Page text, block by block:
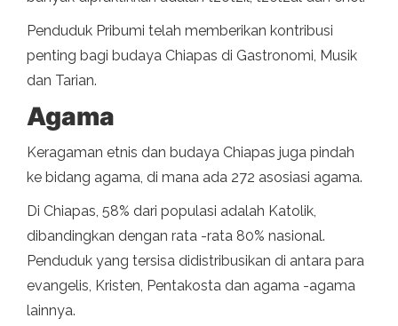
Penduduk Pribumi telah memberikan kontribusi
penting bagi budaya Chiapas di Gastronomi, Musik
dan Tarian.
Agama
Keragaman etnis dan budaya Chiapas juga pindah
ke bidang agama, di mana ada 272 asosiasi agama.
Di Chiapas, 58% dari populasi adalah Katolik,
dibandingkan dengan rata -rata 80% nasional.
Penduduk yang tersisa didistribusikan di antara para
evangelis, Kristen, Pentakosta dan agama -agama
lainnya.